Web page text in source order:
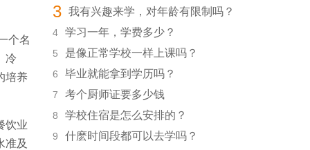
个名
冷
培养
饮业
准及
3 我有兴趣来学，对年龄有限制吗？
4 学习一年，学费多少？
5 是像正常学校一样上课吗？
6 毕业就能拿到学历吗？
7 考个厨师证要多少钱
8 学校住宿是怎么安排的？
9 什麽时间段都可以去学吗？